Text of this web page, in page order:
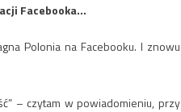
Facebooka…
Polonia na Facebooku. I znowu
– czytam w powiadomieniu, przy